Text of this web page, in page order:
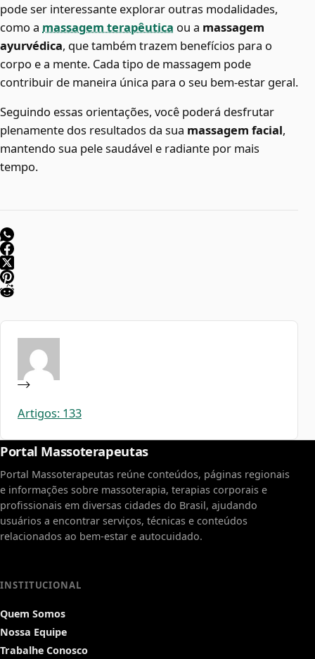
pode ser interessante explorar outras modalidades,
como a massagem terapêutica ou a massagem
ayurvédica, que também trazem benefícios para o
corpo e a mente. Cada tipo de massagem pode
contribuir de maneira única para o seu bem-estar geral.
Seguindo essas orientações, você poderá desfrutar
plenamente dos resultados da sua massagem facial,
mantendo sua pele saudável e radiante por mais
tempo.
Artigos: 133
Portal Massoterapeutas
Portal Massoterapeutas reúne conteúdos, páginas regionais
e informações sobre massoterapia, terapias corporais e
profissionais em diversas cidades do Brasil, ajudando
usuários a encontrar serviços, técnicas e conteúdos
relacionados ao bem-estar e autocuidado.
INSTITUCIONAL
Quem Somos
Nossa Equipe
Trabalhe Conosco